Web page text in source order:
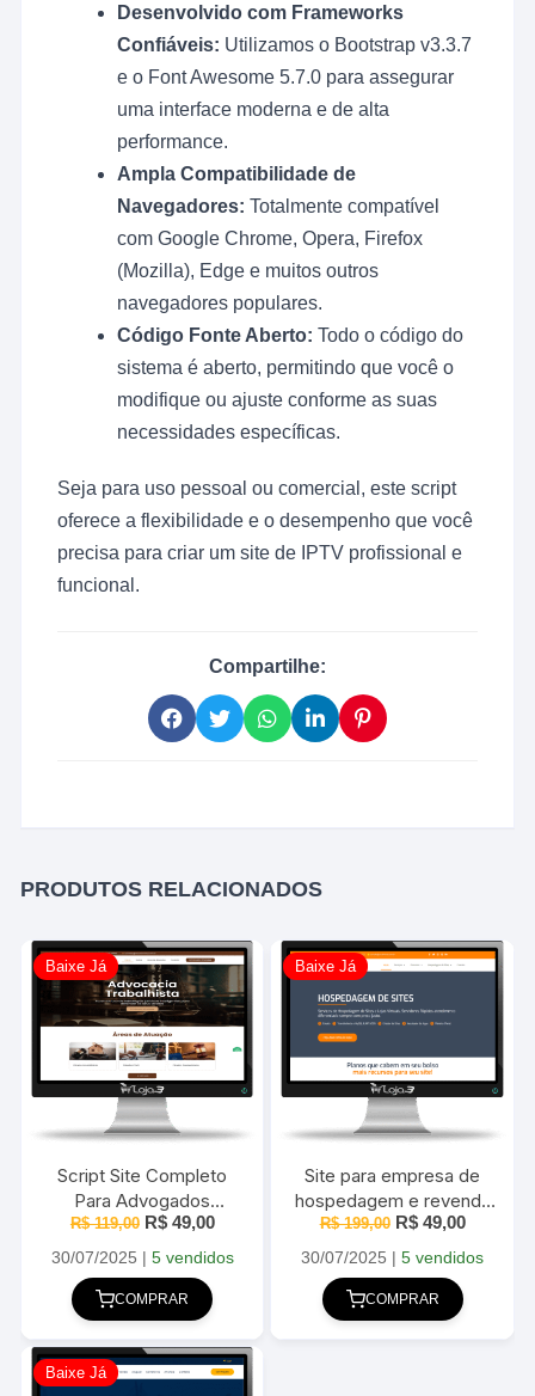
Desenvolvido com Frameworks
Confiáveis: Utilizamos o Bootstrap v3.3.7
e o Font Awesome 5.7.0 para assegurar
uma interface moderna e de alta
performance.
Ampla Compatibilidade de
Navegadores: Totalmente compatível
com Google Chrome, Opera, Firefox
(Mozilla), Edge e muitos outros
navegadores populares.
Código Fonte Aberto: Todo o código do
sistema é aberto, permitindo que você o
modifique ou ajuste conforme as suas
necessidades específicas.
Seja para uso pessoal ou comercial, este script
oferece a flexibilidade e o desempenho que você
precisa para criar um site de IPTV profissional e
funcional.
Compartilhe:
PRODUTOS RELACIONADOS
Baixe Já
Script Site Completo
Para Advogados
Elementor + WordPress
– 2025
R$119,00 O
original
era:
R$ 119,00.
R$49,00O
atual
30/07/2025 | 5 vendidos
COMPRAR
Baixe Já
Site para empresa de
hospedagem e revenda
de Hospedagem 2025
R$199,00 O
original
era:
R$ 199,00.
R$49,00O
atual
30/07/2025 |5 vendidos
COMPRAR
Baixe Já